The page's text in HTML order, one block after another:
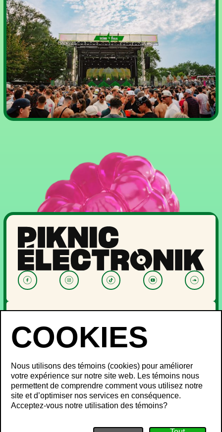
PROGRAMMATION
OFF PIKNIC
PASSES ET BILLETS
LE FESTIVAL
À propos
Partenaires
Mot des ministres
INFOS FESTIVALIERS
Nous utilisons des témoins (cookies) pour améliorer
votre expérience sur notre site web. Les témoins nous
permettent de comprendre comment vous utilisez notre
site et d’optimiser nos services en conséquence.
Acceptez-vous notre utilisation des témoins?